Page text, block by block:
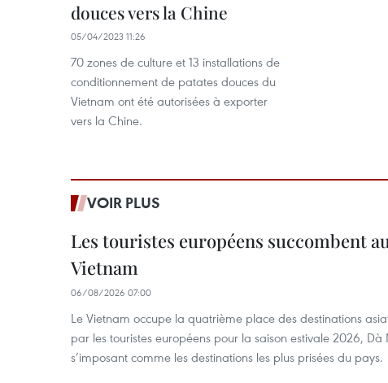
douces vers la Chine
05/04/2023 11:26
70 zones de culture et 13 installations de
conditionnement de patates douces du
Vietnam ont été autorisées à exporter
vers la Chine.
VOIR PLUS
Les touristes européens succombent
Vietnam
06/08/2026 07:00
Le Vietnam occupe la quatrième place des destinations
par les touristes européens pour la saison estivale 2026,
s’imposant comme les destinations les plus prisées du pays.